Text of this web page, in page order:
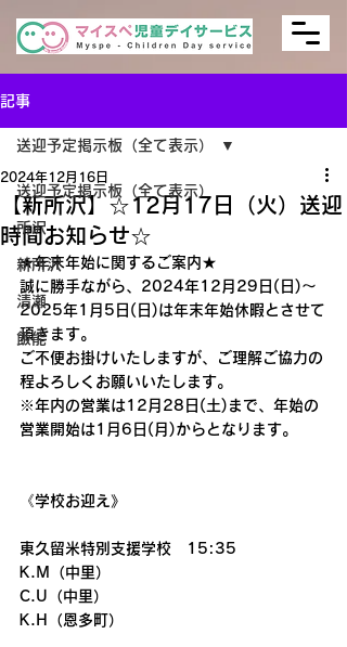
記事
送迎予定掲示板（全て表示）
所沢
新所沢
清瀬
飯能
送迎予定掲示板（全て表示）
【新所沢】☆12月17日（火）送迎
時間お知らせ☆
2024年12月16日
★年末年始に関するご案内★
誠に勝手ながら、2024年12月29日(日)～
2025年1月5日(日)は年末年始休暇とさせて
頂きます。
ご不便お掛けいたしますが、ご理解ご協力の
程よろしくお願いいたします。
※年内の営業は12月28日(土)まで、年始の
営業開始は1月6日(月)からとなります。
《学校お迎え》
東久留米特別支援学校　15:35
K.M（中里）
C.U（中里）
K.H（恩多町）